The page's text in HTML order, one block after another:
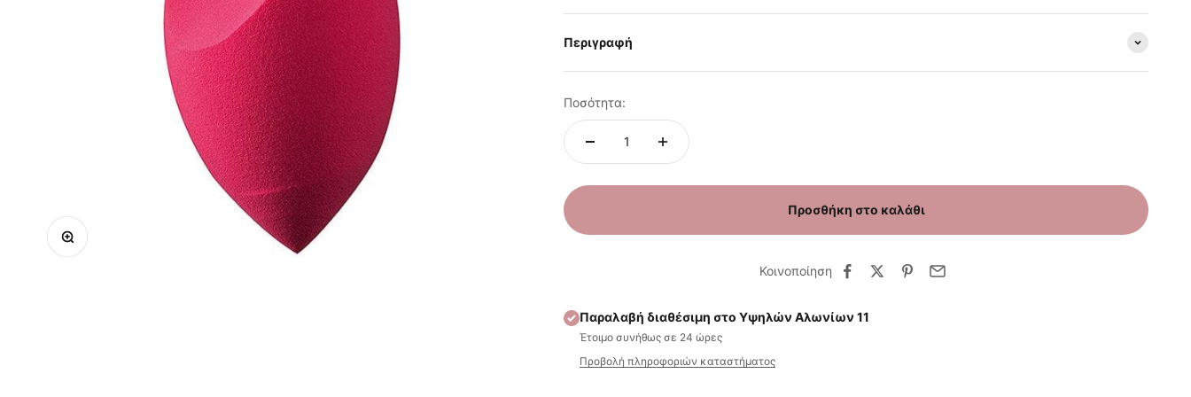
Μεγέθυνση
Περιγραφή
Ποσότητα:
Προσθήκη στο καλάθι
Κοινοποίηση
Παραλαβή διαθέσιμη στο Υψηλών Αλωνίων 11
Έτοιμο συνήθως σε 24 ώρες
Προβολή πληροφοριών καταστήματος